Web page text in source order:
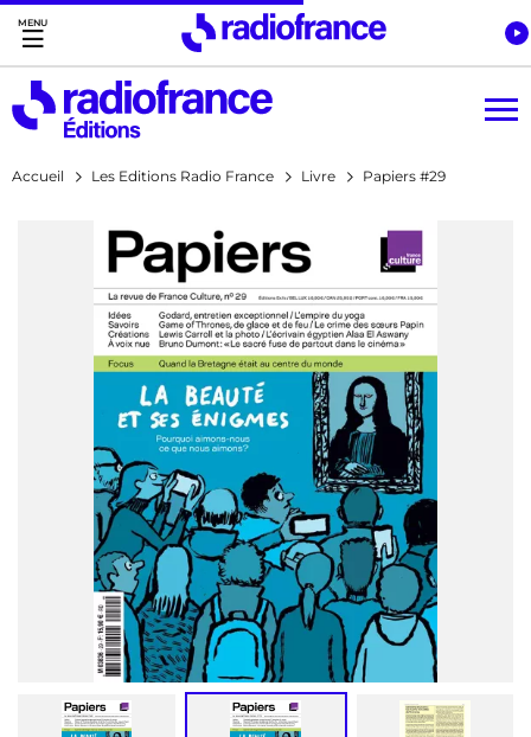
Accès direct :
Menu principal
Contenu
Accueil Les Editions Radio France Livre Papiers #29